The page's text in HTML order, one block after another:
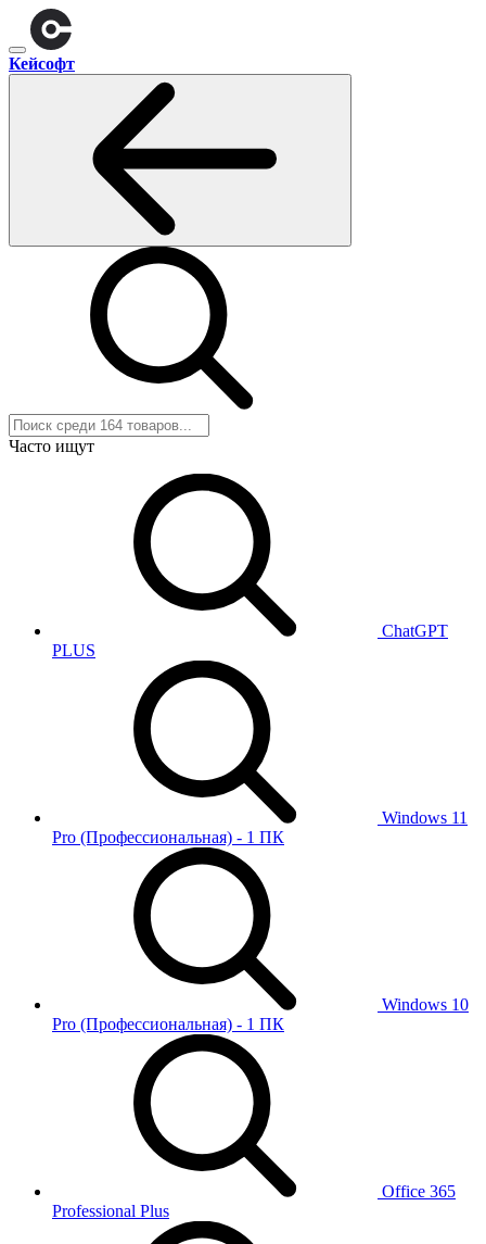
Кейсофт
Часто ищут
ChatGPT
PLUS
Windows 11
Pro (Профессиональная) - 1 ПК
Windows 10
Pro (Профессиональная) - 1 ПК
Office 365
Professional Plus